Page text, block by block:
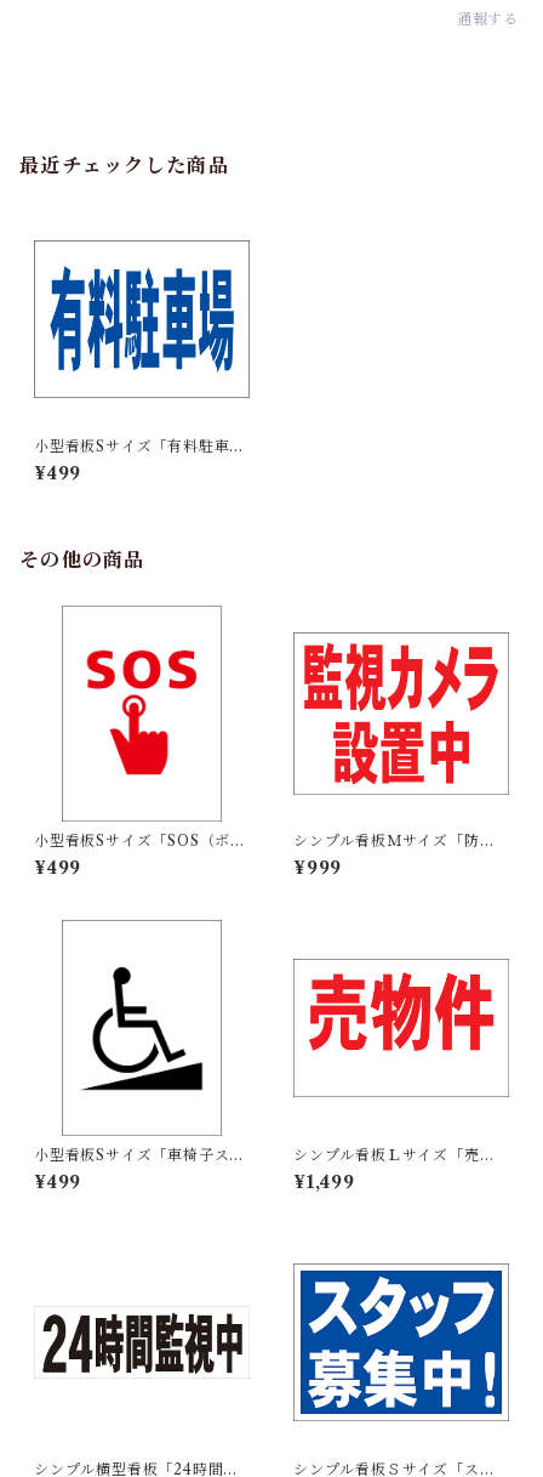
通報する
最近チェックした商品
小型看板Sサイズ「有料駐車場
（青字）」 屋外可【駐車場】
¥499
その他の商品
小型看板Sサイズ「SOS（ボタ
ン）マーク（赤）」 屋外可
【その他・マーク】
¥499
シンプル看板Ｍサイズ「防犯
装置作動中」【防犯・防災】
屋外可
¥999
小型看板Sサイズ「車椅子スロ
ープマーク（黒）」 屋外可
【その他・マーク】
¥499
シンプル看板Ｌサイズ「売物
件（余白付）」【不動産】屋
外可
¥1,499
シンプル横型看板「24時間監 シンプル看板Ｓサイズ「スタ